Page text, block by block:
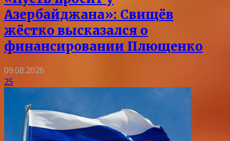
Азербайджана»: Свищёв
жёстко высказался о
финансировании Плющенко
09.08.2026
25